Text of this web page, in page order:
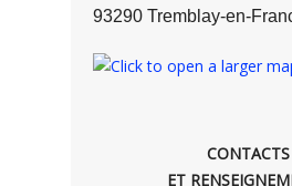
93290 Tremblay-en-
CONTACTS
ET